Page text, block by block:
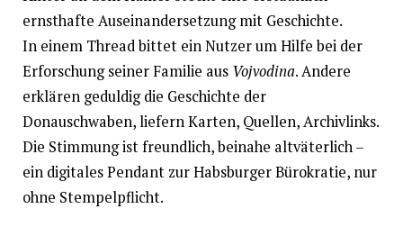
ernsthafte Auseinandersetzung mit Geschichte.
In einem Thread bittet ein Nutzer um Hilfe bei der
Erforschung seiner Familie aus Vojvodina. Andere
erklären geduldig die Geschichte der
Donauschwaben, liefern Karten, Quellen, Archivlinks.
Die Stimmung ist freundlich, beinahe altväterlich –
ein digitales Pendant zur Habsburger Bürokratie, nur
ohne Stempelpflicht.